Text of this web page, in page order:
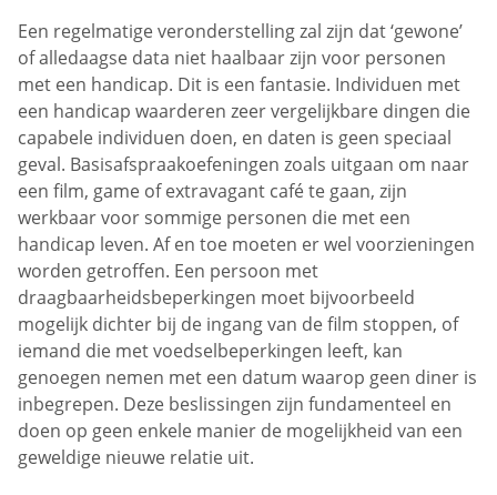
Een regelmatige veronderstelling zal zijn dat ‘gewone’
of alledaagse data niet haalbaar zijn voor personen
met een handicap. Dit is een fantasie. Individuen met
een handicap waarderen zeer vergelijkbare dingen die
capabele individuen doen, en daten is geen speciaal
geval. Basisafspraakoefeningen zoals uitgaan om naar
een film, game of extravagant café te gaan, zijn
werkbaar voor sommige personen die met een
handicap leven. Af en toe moeten er wel voorzieningen
worden getroffen. Een persoon met
draagbaarheidsbeperkingen moet bijvoorbeeld
mogelijk dichter bij de ingang van de film stoppen, of
iemand die met voedselbeperkingen leeft, kan
genoegen nemen met een datum waarop geen diner is
inbegrepen. Deze beslissingen zijn fundamenteel en
doen op geen enkele manier de mogelijkheid van een
geweldige nieuwe relatie uit.